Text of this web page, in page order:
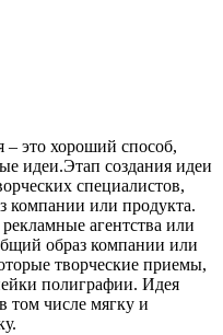
это хороший способ,
идеи.Этап создания идеи
специалистов,
компании или продукта.
агентства или
образ компании или
творческие приемы,
полиграфии. Идея
том числе мягку и